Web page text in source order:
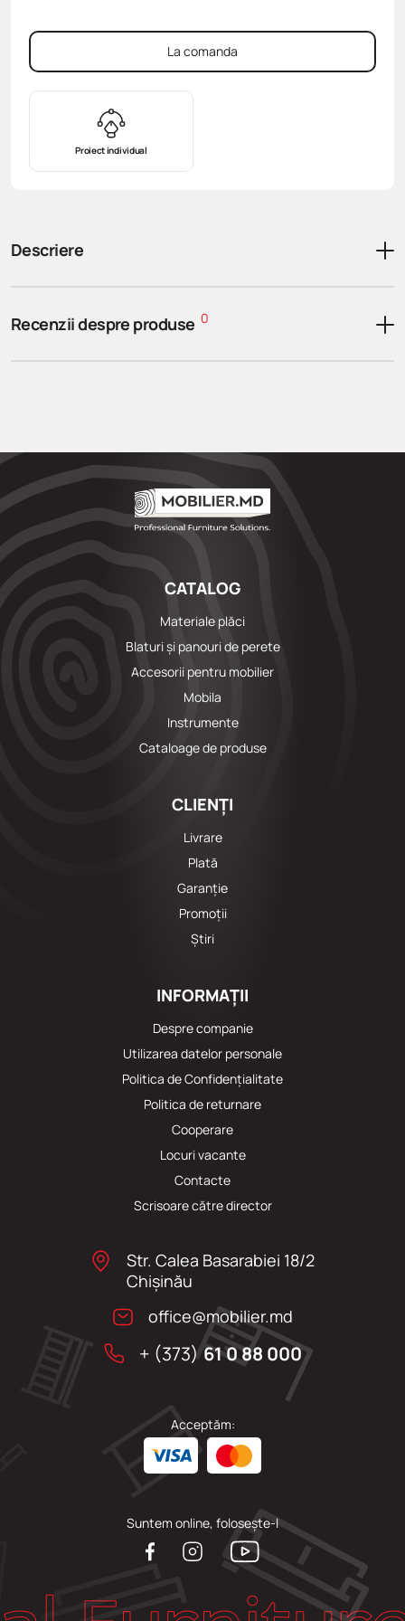
Proiect individual
La comanda
Descriere
Recenzii despre produse 0
CATALOG
Materiale plăci
Blaturi și panouri de perete
Accesorii pentru mobilier
Mobila
Instrumente
Cataloage de produse
CLIENȚI
Livrare
Plată
Garanție
Promoții
Știri
INFORMAȚII
Despre companie
Utilizarea datelor personale
Politica de Confidențialitate
Politica de returnare
Cooperare
Locuri vacante
Сontacte
Scrisoare către director
Str. Calea Basarabiei 18/2
Chişinău
office@mobilier.md
+ (373)61 0 88 000
Acceptăm:
Suntem online, folosește-l